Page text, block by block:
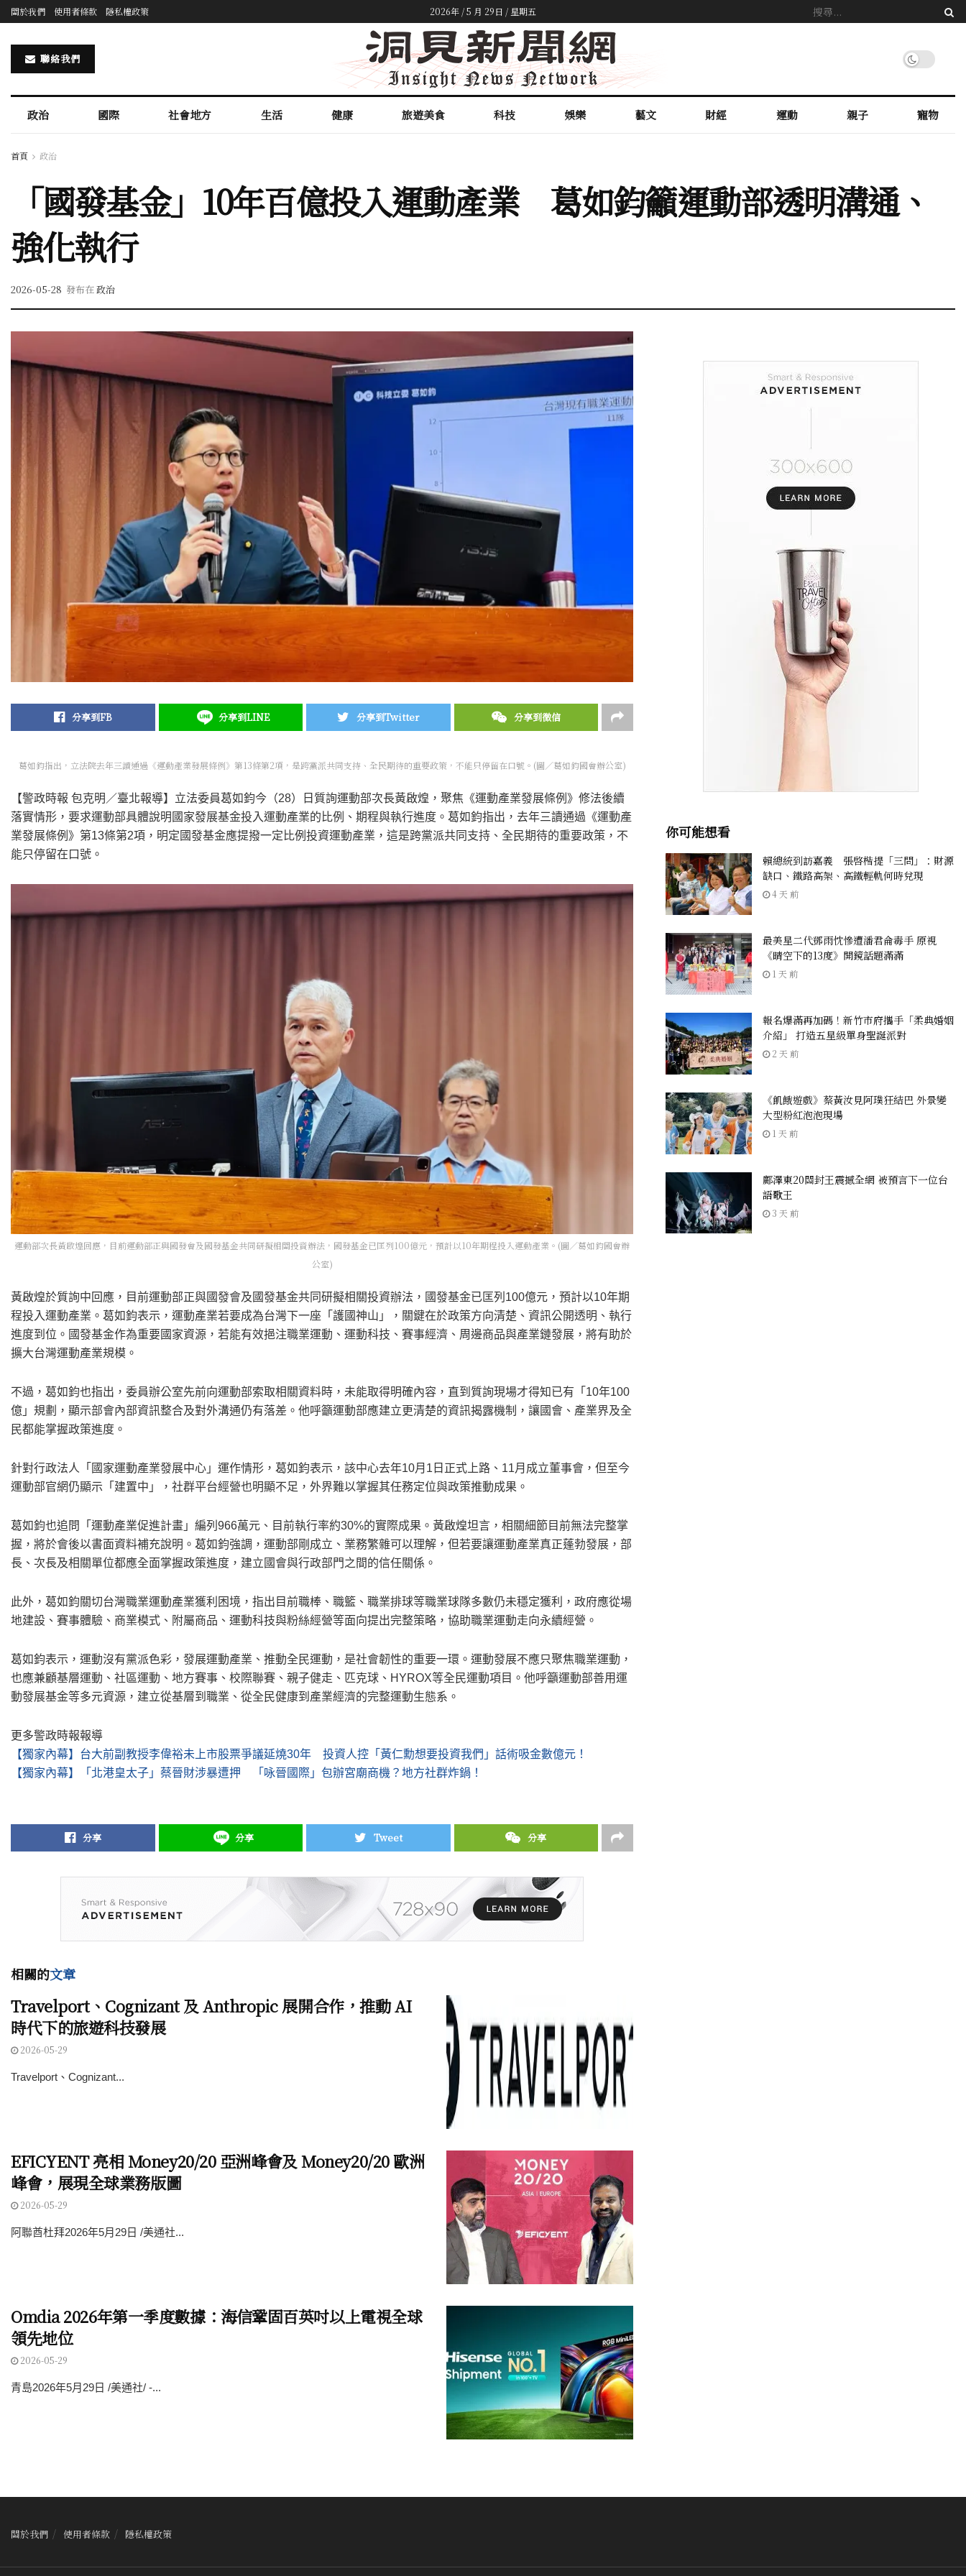
關於我們 使用者條款 隱私權政策 2026年 / 5 月 29日 / 星期五
聯絡我們
政治 國際 社會地方 生活 健康 旅遊美食 科技 娛樂 藝文 財經 運動 親子 寵物
首頁 政治
「國發基金」10年百億投入運動產業 葛如鈞籲運動部透明溝通、
強化執行
2026-05-28 發布在政治
分享到FB 分享到LINE 分享到Twitter 分享到微信
葛如鈞指出，立法院去年三讀通過《運動產業發展條例》第13條第2項，是跨黨派共同支持、全民期待的重要政策，不能只停留在口號。(圖／葛如鈞國會辦公室)
【警政時報 包克明／臺北報導】立法委員葛如鈞今（28）日質詢運動部次長黃啟煌，聚焦《運動產業發展條例》修法後續
落實情形，要求運動部具體說明國家發展基金投入運動產業的比例、期程與執行進度。葛如鈞指出，去年三讀通過《運動產
業發展條例》第13條第2項，明定國發基金應提撥一定比例投資運動產業，這是跨黨派共同支持、全民期待的重要政策，不
能只停留在口號。
運動部次長黃啟煌回應，目前運動部正與國發會及國發基金共同研擬相關投資辦法，國發基金已匡列100億元，預計以10年期程投入運動產業。(圖／葛如鈞國會辦
公室)
黃啟煌於質詢中回應，目前運動部正與國發會及國發基金共同研擬相關投資辦法，國發基金已匡列100億元，預計以10年期
程投入運動產業。葛如鈞表示，運動產業若要成為台灣下一座「護國神山」，關鍵在於政策方向清楚、資訊公開透明、執行
進度到位。國發基金作為重要國家資源，若能有效挹注職業運動、運動科技、賽事經濟、周邊商品與產業鏈發展，將有助於
擴大台灣運動產業規模。
不過，葛如鈞也指出，委員辦公室先前向運動部索取相關資料時，未能取得明確內容，直到質詢現場才得知已有「10年100
億」規劃，顯示部會內部資訊整合及對外溝通仍有落差。他呼籲運動部應建立更清楚的資訊揭露機制，讓國會、產業界及全
民都能掌握政策進度。
針對行政法人「國家運動產業發展中心」運作情形，葛如鈞表示，該中心去年10月1日正式上路、11月成立董事會，但至今
運動部官網仍顯示「建置中」，社群平台經營也明顯不足，外界難以掌握其任務定位與政策推動成果。
葛如鈞也追問「運動產業促進計畫」編列966萬元、目前執行率約30%的實際成果。黃啟煌坦言，相關細節目前無法完整掌
握，將於會後以書面資料補充說明。葛如鈞強調，運動部剛成立、業務繁雜可以理解，但若要讓運動產業真正蓬勃發展，部
長、次長及相關單位都應全面掌握政策進度，建立國會與行政部門之間的信任關係。
此外，葛如鈞關切台灣職業運動產業獲利困境，指出目前職棒、職籃、職業排球等職業球隊多數仍未穩定獲利，政府應從場
地建設、賽事體驗、商業模式、附屬商品、運動科技與粉絲經營等面向提出完整策略，協助職業運動走向永續經營。
葛如鈞表示，運動沒有黨派色彩，發展運動產業、推動全民運動，是社會韌性的重要一環。運動發展不應只聚焦職業運動，
也應兼顧基層運動、社區運動、地方賽事、校際聯賽、親子健走、匹克球、HYROX等全民運動項目。他呼籲運動部善用運
動發展基金等多元資源，建立從基層到職業、從全民健康到產業經濟的完整運動生態系。
更多警政時報報導
【獨家內幕】台大前副教授李偉裕未上市股票爭議延燒30年 投資人控「黃仁勳想要投資我們」話術吸金數億元！
【獨家內幕】「北港皇太子」蔡晉財涉暴遭押 「咏晉國際」包辦宮廟商機？地方社群炸鍋！
分享 分享 Tweet 分享
相關的文章
Travelport、Cognizant 及 Anthropic 展開合作，推動 AI
時代下的旅遊科技發展
2026-05-29
Travelport、Cognizant...
EFICYENT 亮相 Money20/20 亞洲峰會及 Money20/20 歐洲
峰會，展現全球業務版圖
2026-05-29
阿聯酋杜拜2026年5月29日 /美通社...
Omdia 2026年第一季度數據：海信鞏固百英吋以上電視全球
領先地位
2026-05-29
青島2026年5月29日 /美通社/ -...
你可能想看
賴總統到訪嘉義 張啓楷提「三問」：財源
缺口、鐵路高架、高鐵輕軌何時兌現
4 天 前
最美星二代鄧雨忱慘遭潘君侖毒手 原視
《晴空下的13度》開鏡話題滿滿
1 天 前
報名爆滿再加碼！新竹市府攜手「柔典婚姻
介紹」 打造五星級單身聖誕派對
2 天 前
《飢餓遊戲》蔡黃汝見阿璞狂結巴 外景變
大型粉紅泡泡現場
1 天 前
鄺澤東20關封王震撼全網 被預言下一位台
語歌王
3 天 前
關於我們 使用者條款 隱私權政策